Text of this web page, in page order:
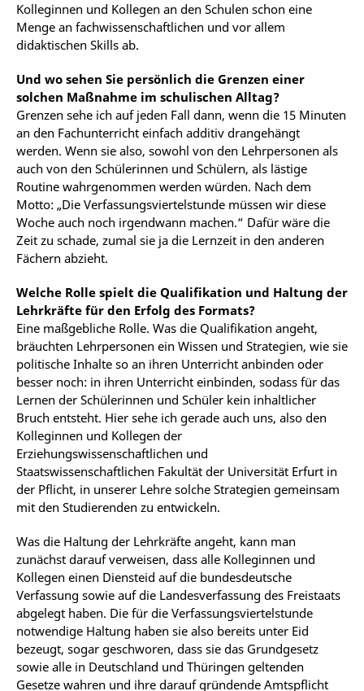
Kolleginnen und Kollegen an den Schulen schon eine
Menge an fachwissenschaftlichen und vor allem
didaktischen Skills ab.
Und wo sehen Sie persönlich die Grenzen einer
solchen Maßnahme im schulischen Alltag?
Grenzen sehe ich auf jeden Fall dann, wenn die 15 Minuten
an den Fachunterricht einfach additiv drangehängt
werden. Wenn sie also, sowohl von den Lehrpersonen als
auch von den Schülerinnen und Schülern, als lästige
Routine wahrgenommen werden würden. Nach dem
Motto: „Die Verfassungsviertelstunde müssen wir diese
Woche auch noch irgendwann machen.“ Dafür wäre die
Zeit zu schade, zumal sie ja die Lernzeit in den anderen
Fächern abzieht.
Welche Rolle spielt die Qualifikation und Haltung der
Lehrkräfte für den Erfolg des Formats?
Eine maßgebliche Rolle. Was die Qualifikation angeht,
bräuchten Lehrpersonen ein Wissen und Strategien, wie sie
politische Inhalte so an ihren Unterricht anbinden oder
besser noch: in ihren Unterricht einbinden, sodass für das
Lernen der Schülerinnen und Schüler kein inhaltlicher
Bruch entsteht. Hier sehe ich gerade auch uns, also den
Kolleginnen und Kollegen der
Erziehungswissenschaftlichen und
Staatswissenschaftlichen Fakultät der Universität Erfurt in
der Pflicht, in unserer Lehre solche Strategien gemeinsam
mit den Studierenden zu entwickeln.
Was die Haltung der Lehrkräfte angeht, kann man
zunächst darauf verweisen, dass alle Kolleginnen und
Kollegen einen Diensteid auf die bundesdeutsche
Verfassung sowie auf die Landesverfassung des Freistaats
abgelegt haben. Die für die Verfassungsviertelstunde
notwendige Haltung haben sie also bereits unter Eid
bezeugt, sogar geschworen, dass sie das Grundgesetz
sowie alle in Deutschland und Thüringen geltenden
Gesetze wahren und ihre darauf gründende Amtspflicht